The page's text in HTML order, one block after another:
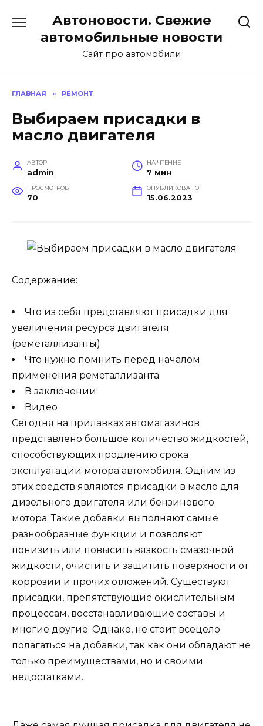
содержанию
Автоновости. Свежие
автомобильные новости
Сайт про автомобили
ГЛАВНАЯ » РЕМОНТ
Выбираем присадки в
масло двигателя
АВТОР
admin
НА ЧТЕНИЕ
7 мин
ПРОСМОТРОВ
70
ОПУБЛИКОВАНО
15.06.2023
Содержание:
Что из себя представляют присадки для
увеличения ресурса двигателя
(реметаллизанты)
Что нужно помнить перед началом
применения реметаллизанта
В заключении
Видео
Сегодня на прилавках автомагазинов
представлено большое количество жидкостей,
способствующих продлению срока
эксплуатации мотора автомобиля. Одним из
этих средств являются присадки в масло для
дизельного двигателя или бензинового
мотора. Такие добавки выполняют самые
разнообразные функции и позволяют
понизить или повысить вязкость смазочной
жидкости, очистить и защитить поверхности от
коррозии и прочих отложений. Существуют
присадки, препятствующие окислительным
процессам, восстанавливающие составы и
многие другие. Однако, не стоит всецело
полагаться на добавки, так как они обладают не
только преимуществами, но и своими
недостатками.